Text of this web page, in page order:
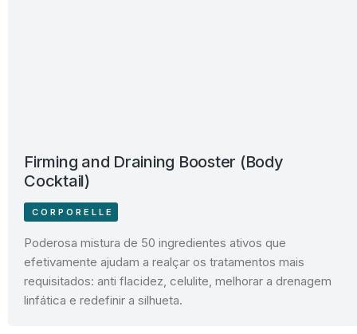
Firming and Draining Booster (Body
Cocktail)
CORPORELLE
Poderosa mistura de 50 ingredientes ativos que
efetivamente ajudam a realçar os tratamentos mais
requisitados: anti flacidez, celulite, melhorar a drenagem
linfática e redefinir a silhueta.